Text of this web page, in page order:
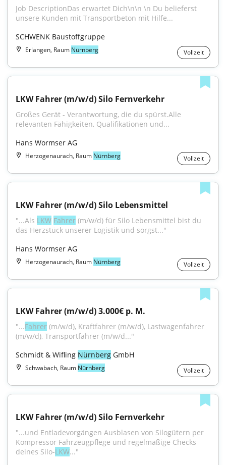
Job DescriptionDas erwartet Dich\n\n \n Du belieferst
unsere Kunden mit Transportbeton mit Hilfe...
SCHWENK Baustoffgruppe
Erlangen, Raum Nürnberg Vollzeit
LKW Fahrer (m/w/d) Silo Fernverkehr
Großes Gerät - Verantwortung, die du spürst.Alle
relevanten Fähigkeiten, Qualifikationen und...
Hans Wormser AG
Herzogenaurach, Raum Nürnberg Vollzeit
LKW Fahrer (m/w/d) Silo Lebensmittel
"...Als LKW Fahrer (m/w/d) für Silo Lebensmittel bist du
das Herzstück unserer Logistik und sorgst..."
Hans Wormser AG
Herzogenaurach, Raum Nürnberg Vollzeit
LKW Fahrer (m/w/d) 3.000€ p. M.
"...Fahrer (m⁠/⁠w⁠/⁠d), Kraftfahrer (m⁠/⁠w⁠/⁠d), Lastwagenfahrer
(m⁠/⁠w⁠/⁠d), Transportfahrer (m⁠/⁠w⁠/⁠d..."
Schmidt & Wifling Nürnberg GmbH
Schwabach, Raum Nürnberg Vollzeit
LKW Fahrer (m/w/d) Silo Fernverkehr
"...und Entladevorgängen Ausblasen von Silogütern per
Kompressor Fahrzeugpflege und regelmäßige Checks
deines Silo-LKW..."